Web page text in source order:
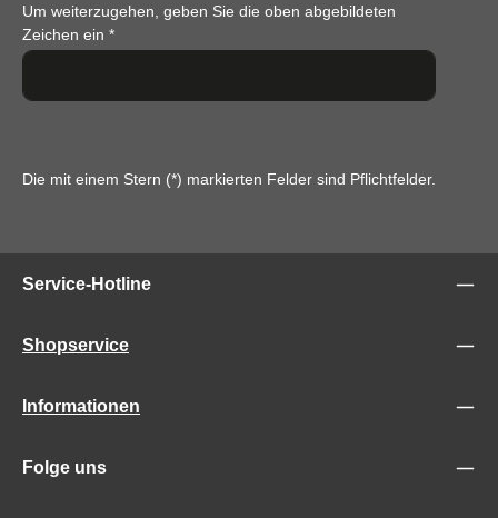
Um weiterzugehen, geben Sie die oben abgebildeten
Zeichen ein *
Die mit einem Stern (*) markierten Felder sind Pflichtfelder.
Service-Hotline
Shopservice
Informationen
Folge uns